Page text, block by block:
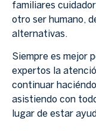
familiares
otro ser humano,
alternativas.
Siempre es mejor
expertos la
continuar
asistiendo con
lugar de estar